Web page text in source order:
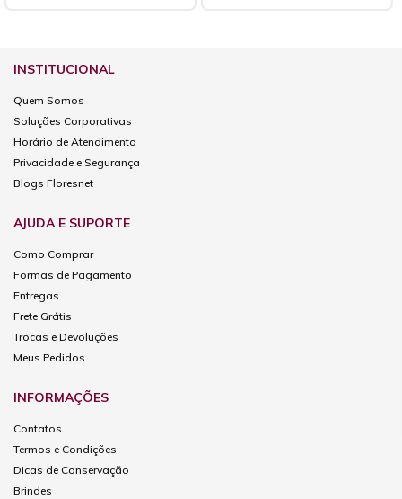
INSTITUCIONAL
Quem Somos
Soluções Corporativas
Horário de Atendimento
Privacidade e Segurança
Blogs Floresnet
AJUDA E SUPORTE
Como Comprar
Formas de Pagamento
Entregas
Frete Grátis
Trocas e Devoluções
Meus Pedidos
INFORMAÇÕES
Contatos
Termos e Condições
Dicas de Conservação
Brindes